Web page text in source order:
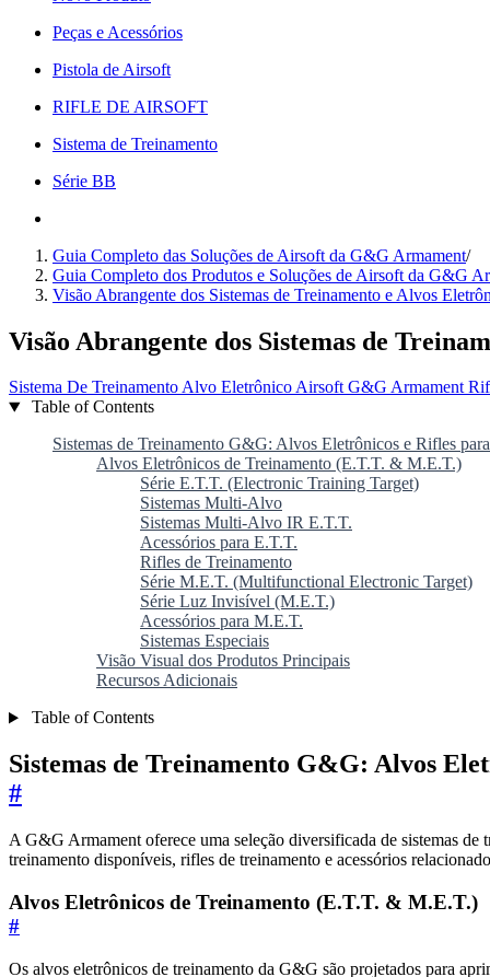
Peças e Acessórios
Pistola de Airsoft
RIFLE DE AIRSOFT
Sistema de Treinamento
Série BB
Guia Completo das Soluções de Airsoft da G&G Armament/
Guia Completo dos Produtos e Soluções de Airsoft da G&G
Visão Abrangente dos Sistemas de Treinamento e Alvos
Visão Abrangente dos Sistemas de
Sistema De TreinamentoAlvo EletrônicoAirsoftG&G Armament
Table of Contents
Sistemas de Treinamento G&G: Alvos Eletrônicos e Rifles
Alvos Eletrônicos de Treinamento (E.T.T. & M.E.T.)
Série E.T.T. (Electronic Training Target)
Sistemas Multi-Alvo
Sistemas Multi-Alvo IR E.T.T.
Acessórios para E.T.T.
Rifles de Treinamento
Série M.E.T. (Multifunctional Electronic Target)
Série Luz Invisível (M.E.T.)
Acessórios para M.E.T.
Sistemas Especiais
Visão Visual dos Produtos Principais
Recursos Adicionais
Table of Contents
Sistemas de Treinamento G&G: Alvos
#
A G&G Armament oferece uma seleção diversificada de sistemas
treinamento disponíveis, rifles de treinamento e acessórios
Alvos Eletrônicos de Treinamento (E.T.T. & M.E.T.)
#
Os alvos eletrônicos de treinamento da G&G são projetados para